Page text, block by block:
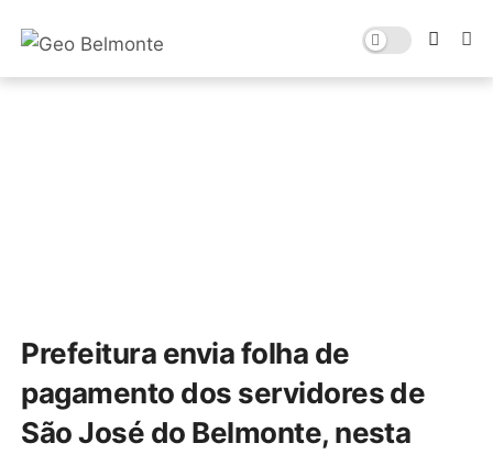
Prefeitura envia folha de
pagamento dos servidores de
São José do Belmonte, nesta